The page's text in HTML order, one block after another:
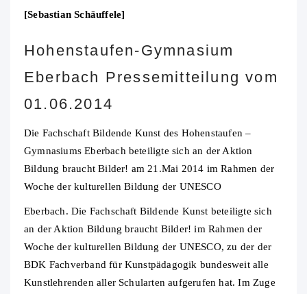
[Sebastian Schäuffele]
Hohenstaufen-Gymnasium
Eberbach Pressemitteilung vom
01.06.2014
Die Fachschaft Bildende Kunst des Hohenstaufen –
Gymnasiums Eberbach beteiligte sich an der Aktion
Bildung braucht Bilder! am 21.Mai 2014 im Rahmen der
Woche der kulturellen Bildung der UNESCO
Eberbach. Die Fachschaft Bildende Kunst beteiligte sich
an der Aktion Bildung braucht Bilder! im Rahmen der
Woche der kulturellen Bildung der UNESCO, zu der der
BDK Fachverband für Kunstpädagogik bundesweit alle
Kunstlehrenden aller Schularten aufgerufen hat. Im Zuge